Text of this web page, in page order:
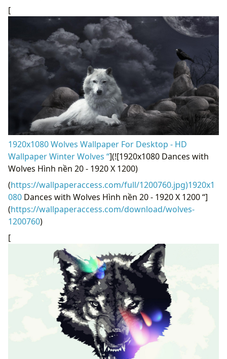
[
1920x1080 Wolves Wallpaper For Desktop - HD
Wallpaper Winter Wolves “](![1920x1080 Dances with
Wolves Hình nền 20 - 1920 X 1200)
(https://wallpaperaccess.com/full/1200760.jpg)1920x1
080 Dances with Wolves Hình nền 20 - 1920 X 1200 “]
(https://wallpaperaccess.com/download/wolves-
1200760)
[